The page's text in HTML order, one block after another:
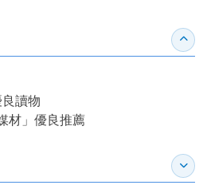
收合
讀物
材」優良推薦
展開